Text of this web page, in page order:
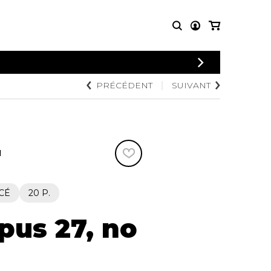
CONNEXION
PARTITIONS
POUR
Quatuor de saxophones
AUTRES
PRODUITS
Disques compacts et
DVDs
PRÉCÉDENT SUIVANT
20 P.
27, no